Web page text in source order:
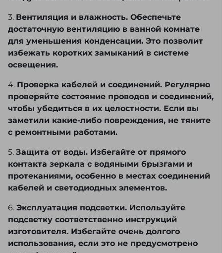
3. Вентиляция и влажность. Обеспечьте
достаточную вентиляцию в ванной комнате
для уменьшения конденсации. Это позволит
избежать коротких замыканий в системе
освещения.
4. Проверка кабелей и соединений. Регулярно
проверяйте состояние проводов и соединений,
чтобы убедиться в их целостности. Если вы
заметили какие-либо повреждения, не тяните
с ремонтными работами.
5. Защита от воды. Избегайте от прямого
контакта зеркала с водяными брызгами и
протеканиями, особенно в местах соединений
кабелей и светодиодных элементов.
6. Эксплуатация подсветки. Используйте
подсветку соответственно инструкций
изготовителя. Избегайте очень долгого
использования, если это не предусмотрено